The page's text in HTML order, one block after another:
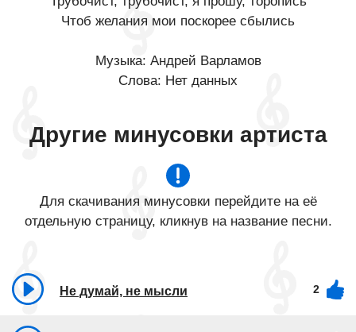
Чтоб желания мои поскорее сбылись
Музыка: Андрей Варламов
Слова: Нет данных
Другие минусовки артиста
Для скачивания минусовки перейдите на её
отдельную страницу, кликнув на название песни.
Не думай, не мысли 2